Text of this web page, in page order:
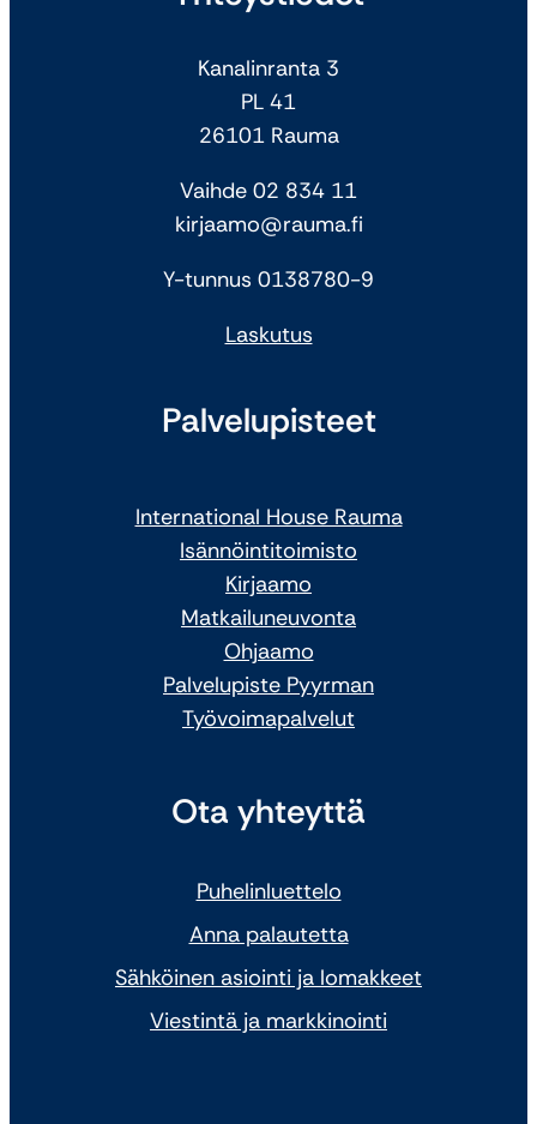
Kanalinranta 3
PL 41
26101 Rauma
Vaihde 02 834 11
kirjaamo@rauma.fi
Y-tunnus 0138780-9
Laskutus
Palvelupisteet
International House Rauma
Isännöintitoimisto
Kirjaamo
Matkailuneuvonta
Ohjaamo
Palvelupiste Pyyrman
Työvoimapalvelut
Ota yhteyttä
Puhelinluettelo
Anna palautetta
Sähköinen asiointi ja lomakkeet
Viestintä ja markkinointi